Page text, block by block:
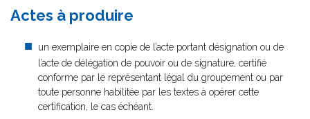
Actes à produire
un exemplaire en copie de l’acte portant désignation ou de
l’acte de délégation de pouvoir ou de signature, certifié
conforme par le représentant légal du groupement ou par
toute personne habilitée par les textes à opérer cette
certification, le cas échéant.